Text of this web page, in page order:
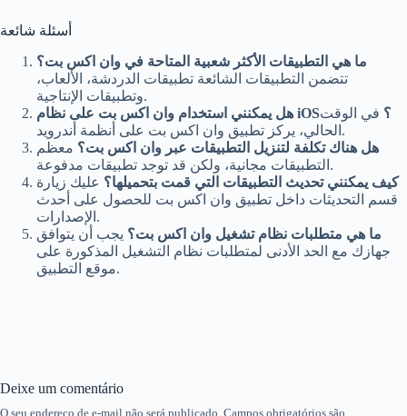
أسئلة شائعة
ما هي التطبيقات الأكثر شعبية المتاحة في وان اكس بت؟
تتضمن التطبيقات الشائعة تطبيقات الدردشة، الألعاب،
وتطبيقات الإنتاجية.
هل يمكنني استخدام وان اكس بت على نظام iOS؟ في الوقت
الحالي، يركز تطبيق وان اكس بت على أنظمة أندرويد.
هل هناك تكلفة لتنزيل التطبيقات عبر وان اكس بت؟ معظم
التطبيقات مجانية، ولكن قد توجد تطبيقات مدفوعة.
كيف يمكنني تحديث التطبيقات التي قمت بتحميلها؟ عليك زيارة
قسم التحديثات داخل تطبيق وان اكس بت للحصول على أحدث
الإصدارات.
ما هي متطلبات نظام تشغيل وان اكس بت؟ يجب أن يتوافق
جهازك مع الحد الأدنى لمتطلبات نظام التشغيل المذكورة على
موقع التطبيق.
Deixe um comentário
O seu endereço de e-mail não será publicado. Campos obrigatórios são